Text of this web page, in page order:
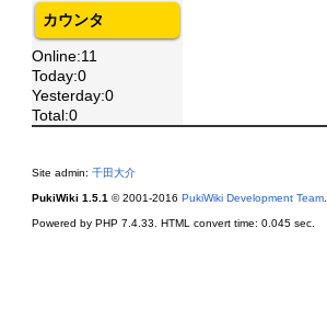
カウンタ
Online:11
Today:0
Yesterday:0
Total:0
Site admin: 千田大介
PukiWiki 1.5.1 © 2001-2016 PukiWiki Development Team.
Powered by PHP 7.4.33. HTML convert time: 0.045 sec.